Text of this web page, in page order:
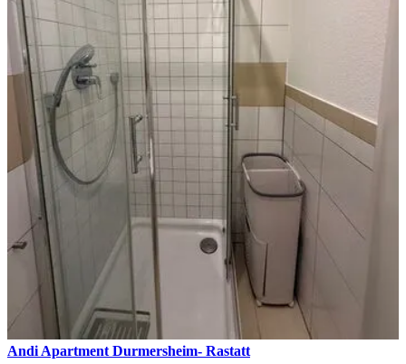
Andi Apartment Durmersheim- Rastatt